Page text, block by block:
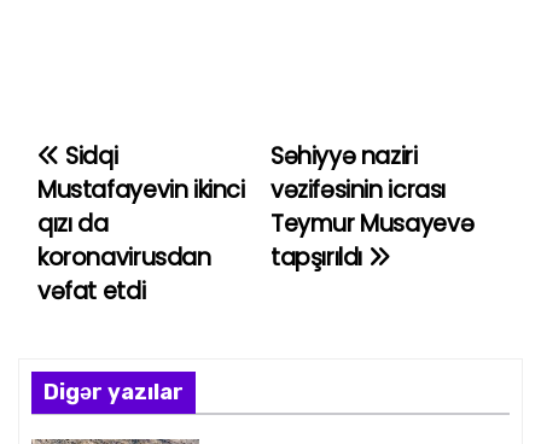
Y
a
z
n
a
Səhiyyə naziri
vəzifəsinin icrası
Teymur Musayevə
tapşırıldı
Sidqi
Mustafayevin ikinci
qızı da
koronavirusdan
vəfat etdi
Digər yazılar